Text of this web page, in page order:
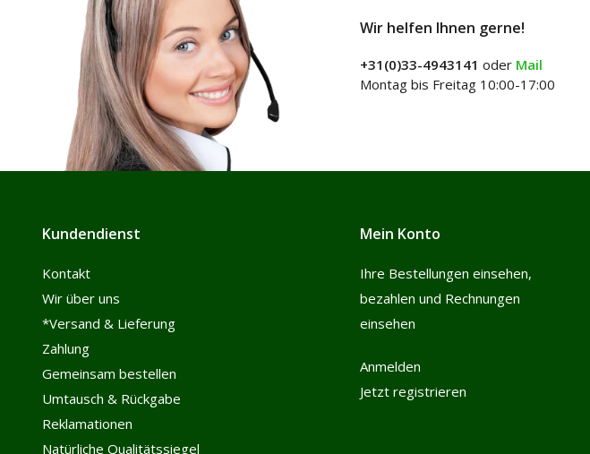
Wir helfen Ihnen gerne!
+31(0)33-4943141 oder Mail
Montag bis Freitag 10:00-17:00
Kundendienst
Kontakt
Wir über uns
*Versand & Lieferung
Zahlung
Gemeinsam bestellen
Umtausch & Rückgabe
Reklamationen
Natürliche Qualitätssiegel
Mein Konto
Ihre Bestellungen einsehen,
bezahlen und Rechnungen
einsehen
Anmelden
Jetzt registrieren